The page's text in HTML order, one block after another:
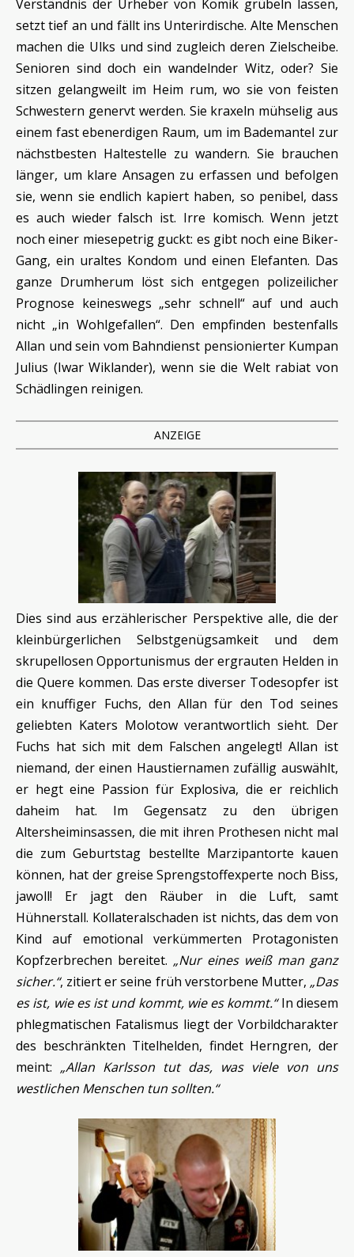
Verständnis der Urheber von Komik grübeln lassen,
setzt tief an und fällt ins Unterirdische. Alte Menschen
machen die Ulks und sind zugleich deren Zielscheibe.
Senioren sind doch ein wandelnder Witz, oder? Sie
sitzen gelangweilt im Heim rum, wo sie von feisten
Schwestern genervt werden. Sie kraxeln mühselig aus
einem fast ebenerdigen Raum, um im Bademantel zur
nächstbesten Haltestelle zu wandern. Sie brauchen
länger, um klare Ansagen zu erfassen und befolgen
sie, wenn sie endlich kapiert haben, so penibel, dass
es auch wieder falsch ist. Irre komisch. Wenn jetzt
noch einer miesepetrig guckt: es gibt noch eine Biker-
Gang, ein uraltes Kondom und einen Elefanten. Das
ganze Drumherum löst sich entgegen polizeilicher
Prognose keineswegs „sehr schnell“ auf und auch
nicht „in Wohlgefallen“. Den empfinden bestenfalls
Allan und sein vom Bahndienst pensionierter Kumpan
Julius (Iwar Wiklander), wenn sie die Welt rabiat von
Schädlingen reinigen.
ANZEIGE
Dies sind aus erzählerischer Perspektive alle, die der
kleinbürgerlichen Selbstgenügsamkeit und dem
skrupellosen Opportunismus der ergrauten Helden in
die Quere kommen. Das erste diverser Todesopfer ist
ein knuffiger Fuchs, den Allan für den Tod seines
geliebten Katers Molotow verantwortlich sieht. Der
Fuchs hat sich mit dem Falschen angelegt! Allan ist
niemand, der einen Haustiernamen zufällig auswählt,
er hegt eine Passion für Explosiva, die er reichlich
daheim hat. Im Gegensatz zu den übrigen
Altersheiminsassen, die mit ihren Prothesen nicht mal
die zum Geburtstag bestellte Marzipantorte kauen
können, hat der greise Sprengstoffexperte noch Biss,
jawoll! Er jagt den Räuber in die Luft, samt
Hühnerstall. Kollateralschaden ist nichts, das dem von
Kind auf emotional verkümmerten Protagonisten
Kopfzerbrechen bereitet. „Nur eines weiß man ganz
sicher.“, zitiert er seine früh verstorbene Mutter, „Das
es ist, wie es ist und kommt, wie es kommt.“In diesem
phlegmatischen Fatalismus liegt der Vorbildcharakter
des beschränkten Titelhelden, findet Herngren, der
meint: „Allan Karlsson tut das, was viele von uns
westlichen Menschen tun sollten.“